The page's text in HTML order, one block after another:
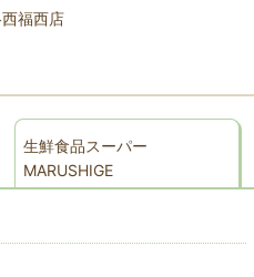
福西店
生鮮食品スーパー
MARUSHIGE